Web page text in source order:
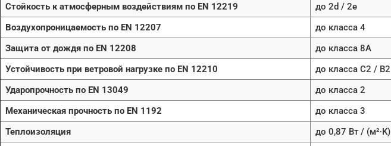
Стойкость к атмосферным воздействиям по EN 12219
до 2d / 2e
Воздухопроницаемость по EN 12207
до класса 4
Защита от дождя по EN 12208
до класса 8A
Устойчивость при ветровой нагрузке по EN 12210
до класса C2 / B2
Ударопрочность по EN 13049
до класса 2
Механическая прочность по EN 1192
до класса 3
Теплоизоляция
до 0,87 Вт / (м²∙K)